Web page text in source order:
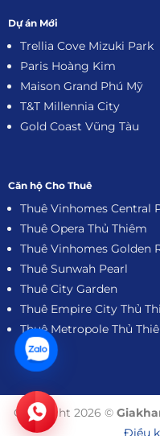
Dự án Mới
Trellia Cove Mizuki Park
Paris Hoàng Kim
Maison Grand Phú Mỹ
T&T Millennia City
Gold Coast Vũng Tàu
Căn hộ Cho Thuê
Thuê Opera Thủ Thiêm
Thuê Sunwah Pearl
Thuê City Garden
Thuê Metropole Thủ
Copyright 2026 ©
Điều